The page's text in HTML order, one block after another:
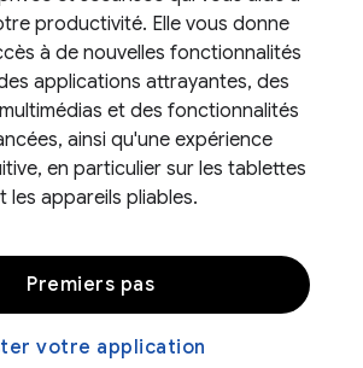
productivité. Elle vous donne
à de nouvelles fonctionnalités
applications attrayantes, des
et des fonctionnalités
ainsi qu'une expérience
en particulier sur les tablettes
les appareils pliables.
Premiers pas
votre application